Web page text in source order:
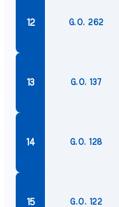
G.O. 262
G.O. 137
G.O. 128
G.O. 122